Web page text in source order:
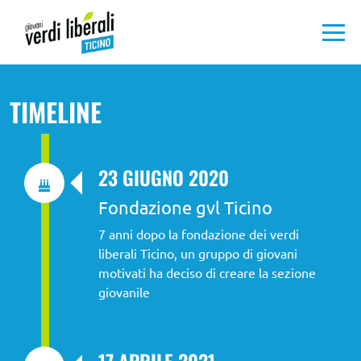
politica
Chi
siamo
TIMELINE
23 GIUGNO 2020
Fondazione gvl Ticino
7 anni dopo la fondazione dei verdi
liberali Ticino, un gruppo di giovani
motivati ha deciso di creare la sezione
giovanile